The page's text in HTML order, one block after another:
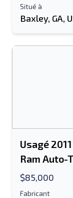
Situé à
Baxley, GA,
Usagé
Ram Auto-
$85,000
Fabricant